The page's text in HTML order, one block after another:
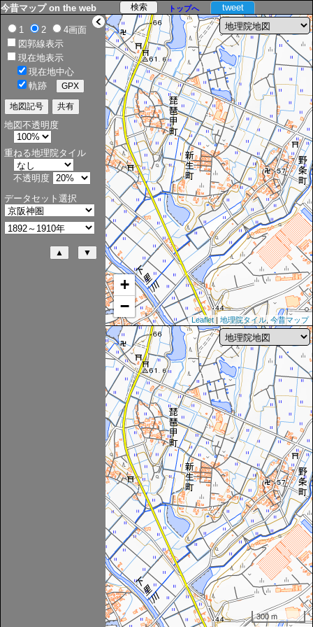
> tweet
今昔マップ on the web トップへ
+
−
Leaflet| 地理院タイル, 今昔マップ
300 m
1 2
4画面
図郭線表示
現在地表示
現在地中心
軌跡
地図不透明度
重ねる地理院タイル
不透明度
データセット選択